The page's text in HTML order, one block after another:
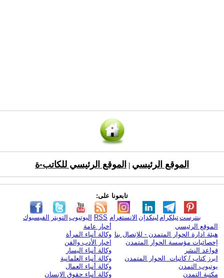
الموقع الرئيسي الموقع الرئيسي للكاتب-ة
تابعونا على:
الفيسبوك التويتر اليوتيوب RSS الانستغرام لينكدإن تيلكرامبنترست
الموقع الرئيسي
هيئة ادارة الحوار المتمدن - للإتصال بنا
إحصائيات مؤسسة الحوار المتمدن
قواعد النشر
ابرز كتاب / كاتبات الحوار المتمدن
يوتيوب التمدن
مكتبة التمدن
أخبار عامة
وكالة أنباء المرأة
اخبار الأدب والفن
وكالة أنباء اليسار
وكالة أنباء العلمانية
وكالة أنباء العمال
وكالة أنباء حقوق الإنسان